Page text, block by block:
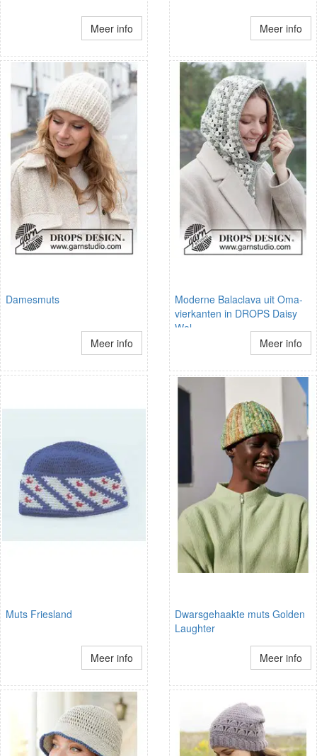
Meer info Meer info
Damesmuts
Meer info
Moderne Balaclava uit Oma-
vierkanten in DROPS Daisy
Wol
Meer info
Muts Friesland
Meer info
Dwarsgehaakte muts Golden
Laughter
Meer info